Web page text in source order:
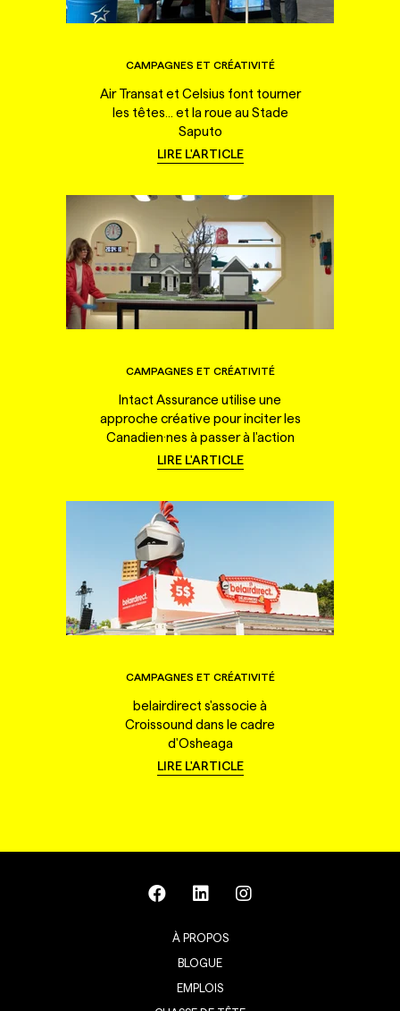
CAMPAGNES ET CRÉATIVITÉ
Air Transat et Celsius font tourner
les têtes... et la roue au Stade
Saputo
LIRE L'ARTICLE
CAMPAGNES ET CRÉATIVITÉ
Intact Assurance utilise une
approche créative pour inciter les
Canadien·nes à passer à l'action
LIRE L'ARTICLE
CAMPAGNES ET CRÉATIVITÉ
belairdirect s'associe à
Croissound dans le cadre
d'Osheaga
LIRE L'ARTICLE
À PROPOS
BLOGUE
EMPLOIS